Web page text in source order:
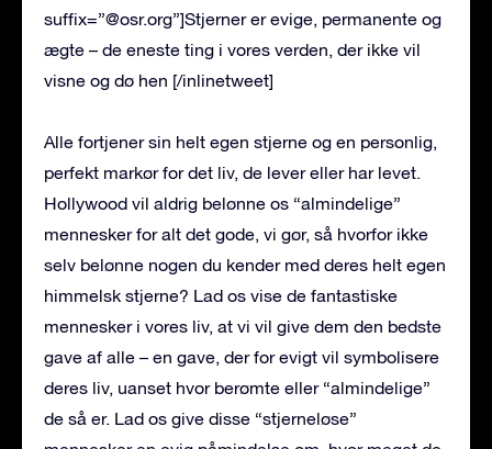
suffix=”@osr.org”]Stjerner er evige, permanente og
ægte – de eneste ting i vores verden, der ikke vil
visne og dø hen [/inlinetweet]
Alle fortjener sin helt egen stjerne og en personlig,
perfekt markør for det liv, de lever eller har levet.
Hollywood vil aldrig belønne os “almindelige”
mennesker for alt det gode, vi gør, så hvorfor ikke
selv belønne nogen du kender med deres helt egen
himmelsk stjerne? Lad os vise de fantastiske
mennesker i vores liv, at vi vil give dem den bedste
gave af alle – en gave, der for evigt vil symbolisere
deres liv, uanset hvor berømte eller “almindelige”
de så er. Lad os give disse “stjerneløse”